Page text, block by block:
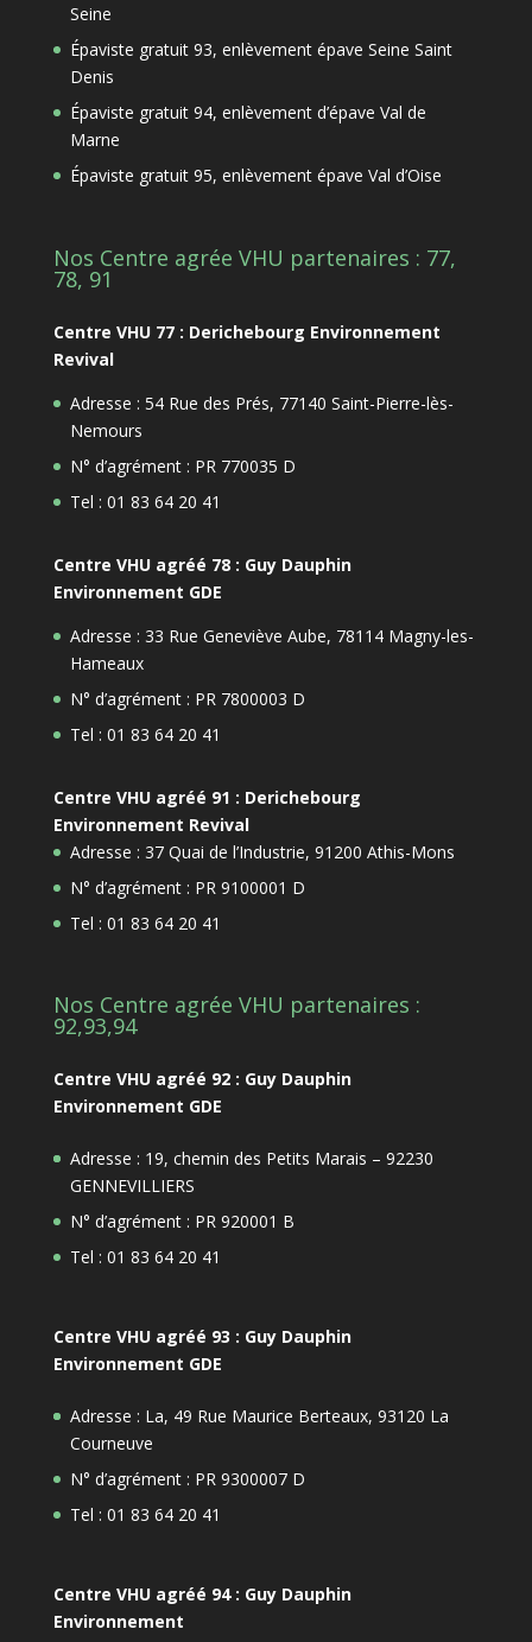
Seine
Épaviste gratuit 93, enlèvement épave Seine Saint
Denis
Épaviste gratuit 94, enlèvement d’épave Val de
Marne
Épaviste gratuit 95, enlèvement épave Val d’Oise
Nos Centre agrée VHU partenaires : 77,
78, 91
Centre VHU 77 : Derichebourg Environnement
Revival
Adresse : 54 Rue des Prés, 77140 Saint-Pierre-lès-
Nemours
N° d’agrément : PR 770035 D
Tel : 01 83 64 20 41
Centre VHU agréé 78 : Guy Dauphin
Environnement GDE
Adresse : 33 Rue Geneviève Aube, 78114 Magny-les-
Hameaux
N° d’agrément : PR 7800003 D
Tel : 01 83 64 20 41
Centre VHU agréé 91 : Derichebourg
Environnement Revival
Adresse : 37 Quai de l’Industrie, 91200 Athis-Mons
N° d’agrément : PR 9100001 D
Tel : 01 83 64 20 41
Nos Centre agrée VHU partenaires :
92,93,94
Centre VHU agréé 92 : Guy Dauphin
Environnement GDE
Adresse : 19, chemin des Petits Marais – 92230
GENNEVILLIERS
N° d’agrément : PR 920001 B
Tel : 01 83 64 20 41
Centre VHU agréé 93 : Guy Dauphin
Environnement GDE
Adresse : La, 49 Rue Maurice Berteaux, 93120 La
Courneuve
N° d’agrément : PR 9300007 D
Tel : 01 83 64 20 41
Centre VHU agréé 94 : Guy Dauphin
Environnement